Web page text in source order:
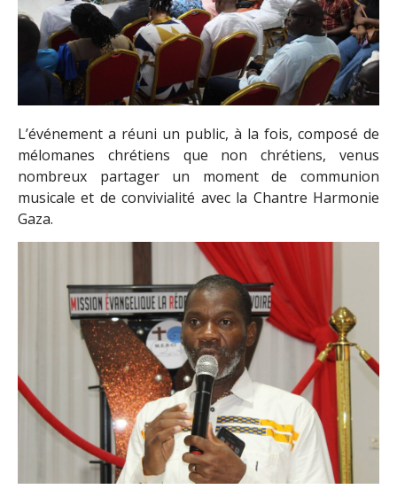
L’événement a réuni un public, à la fois, composé de
mélomanes chrétiens que non chrétiens, venus
nombreux partager un moment de communion
musicale et de convivialité avec la Chantre Harmonie
Gaza.